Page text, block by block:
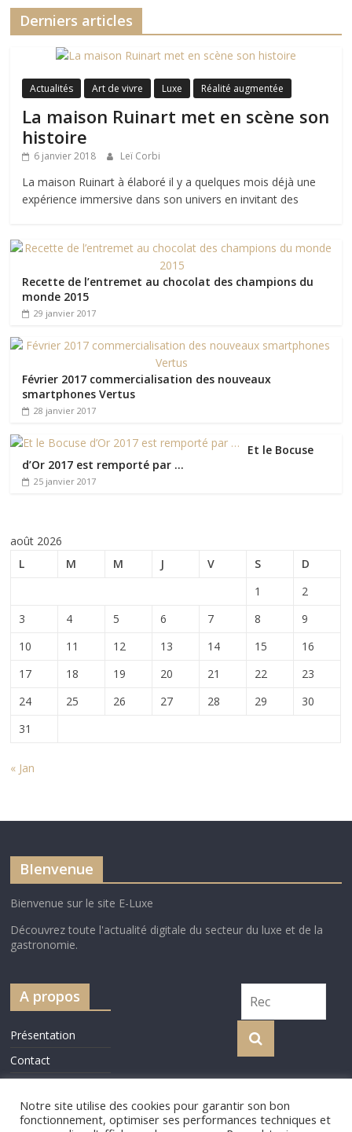
Derniers articles
Actualités Art de vivre Luxe Réalité augmentée
La maison Ruinart met en scène son
histoire
6 janvier 2018 Leï Corbi
La maison Ruinart à élaboré il y a quelques mois déjà une
expérience immersive dans son univers en invitant des
Recette de l’entremet au chocolat des champions du
monde 2015
29 janvier 2017
Février 2017 commercialisation des nouveaux
smartphones Vertus
28 janvier 2017
Et le Bocuse
d’Or 2017 est remporté par …
25 janvier 2017
août 2026
L
M M J V S
D
1
2
3
4 5 6 7 8
9
10
11 12 13 14 15
16
17
18 19 20 21 22
23
24
25 26 27 28 29
30
31
« Jan
BIenvenue
Bienvenue sur le site E-Luxe
Découvrez toute l'actualité digitale du secteur du luxe et de la
gastronomie.
A propos
Présentation
Contact
Notre site utilise des cookies pour garantir son bon
fonctionnement, optimiser ses performances techniques et